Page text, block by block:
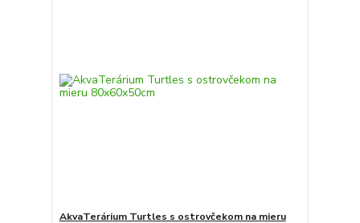
AkvaTerárium Turtles s ostrovčekom na mieru